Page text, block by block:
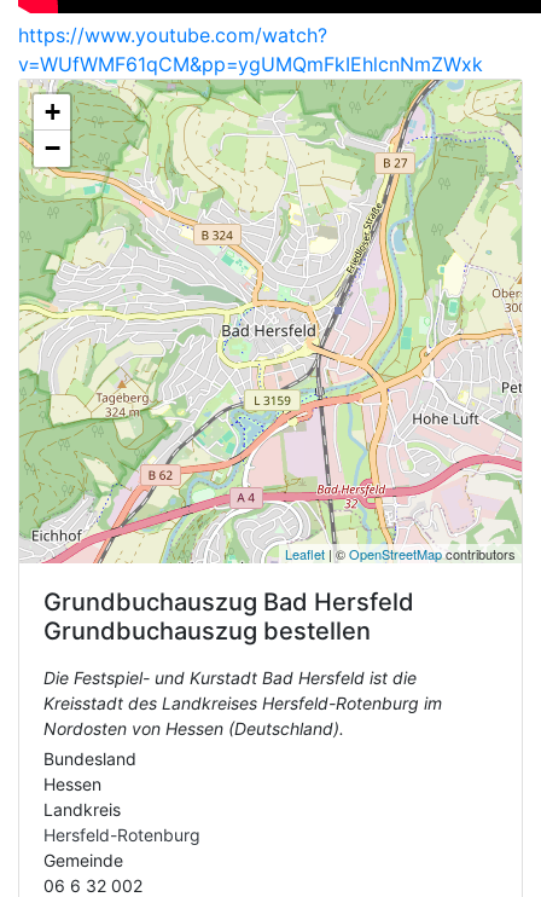
https://www.youtube.com/watch?
v=WUfWMF61qCM&pp=ygUMQmFkIEhlcnNmZWxk
+
−
Leaflet | ©OpenStreetMapcontributors
Grundbuchauszug Bad Hersfeld
Grundbuchauszug bestellen
Die Festspiel- und Kurstadt Bad Hersfeld ist die
Kreisstadt des Landkreises Hersfeld-Rotenburg im
Nordosten von Hessen (Deutschland).
Bundesland
Hessen
Landkreis
Hersfeld-Rotenburg
Gemeinde
06 6 32 002